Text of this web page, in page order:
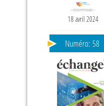
18 avril 2024
Numéro: 58